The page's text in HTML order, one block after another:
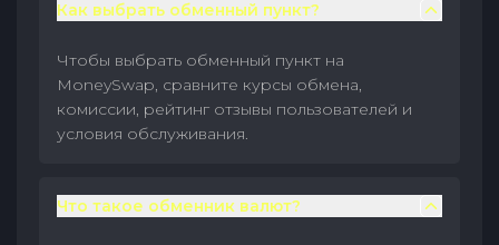
Как выбрать обменный пункт?
Чтобы выбрать обменный пункт на
MoneySwap, сравните курсы обмена,
комиссии, рейтинг отзывы пользователей и
условия обслуживания.
Что такое обменник валют?